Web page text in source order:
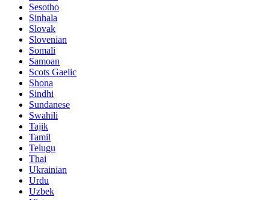
Sesotho
Sinhala
Slovak
Slovenian
Somali
Samoan
Scots Gaelic
Shona
Sindhi
Sundanese
Swahili
Tajik
Tamil
Telugu
Thai
Ukrainian
Urdu
Uzbek